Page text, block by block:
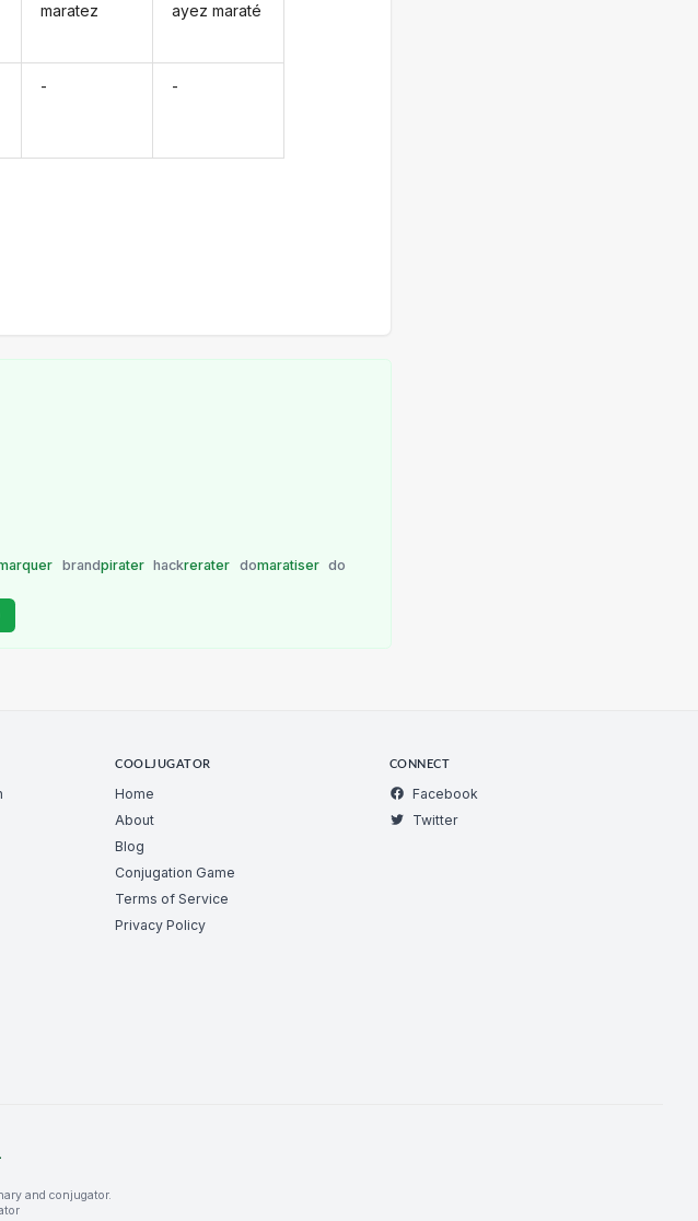
maratez
-
ayez maraté
-
brandpirater hackrerater domaratiser do
COOLJUGATOR
Home
About
Blog
Conjugation Game
Terms of Service
Privacy Policy
CONNECT
Facebook
Twitter
and conjugator.